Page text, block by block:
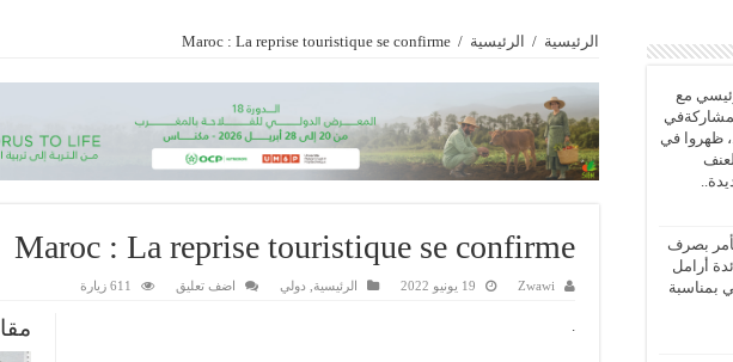
الرئيسية / الرئيسية /
Maroc : La reprise touristique se confirme
Maroc : La reprise touristique se confirme
Zwawi 19 يونيو 2022 الرئيسية دولي اضف تعليق 611 زيارة
مع
ظهروا في
بصرف
أرامل
بمناسبة